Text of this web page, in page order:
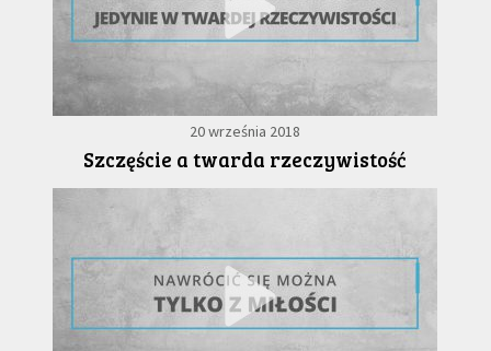
20 września 2018
Szczęście a twarda rzeczywistość